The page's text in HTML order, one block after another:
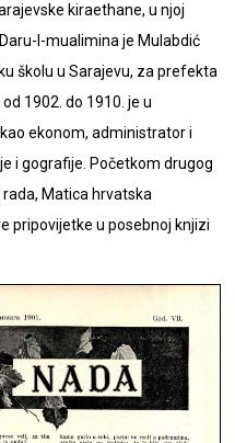
kiraethane, u njoj
l-mualimina je Mulabdić
školu u Sarajevu, za prefekta
1902. do 1910. je u
ekonom, administrator i
i gografije. Početkom drugog
Matica hrvatska
pripovijetke u posebnoj knjizi